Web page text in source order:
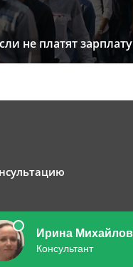
не платят зарплату